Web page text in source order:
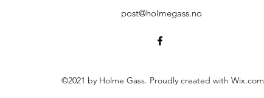
post@holmegass.no
©2021 by Holme Gass. Proudly created with Wix.com